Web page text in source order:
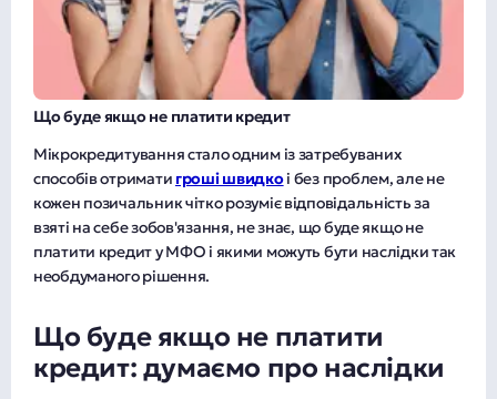
Що буде якщо не платити кредит
Мікрокредитування стало одним із затребуваних
способів отримати гроші швидкоі без проблем, але не
кожен позичальник чітко розуміє відповідальність за
взяті на себе зобов'язання, не знає, що буде якщо не
платити кредит у МФО і якими можуть бути наслідки так
необдуманого рішення.
Що буде якщо не платити
кредит: думаємо про наслідки